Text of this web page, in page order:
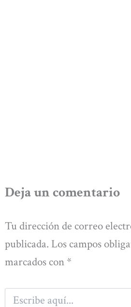
Deja un comentario
Tu dirección de correo
publicada. Los campos
marcados con *
Escribe
aquí...